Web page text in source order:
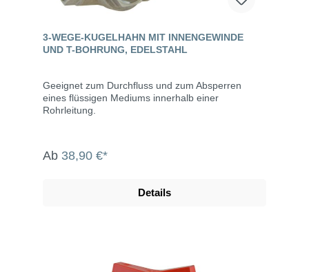
3-WEGE-KUGELHAHN MIT INNENGEWINDE
UND T-BOHRUNG, EDELSTAHL
Geeignet zum Durchfluss und zum Absperren
eines flüssigen Mediums innerhalb einer
Rohrleitung.
Ab 38,90 €*
Details